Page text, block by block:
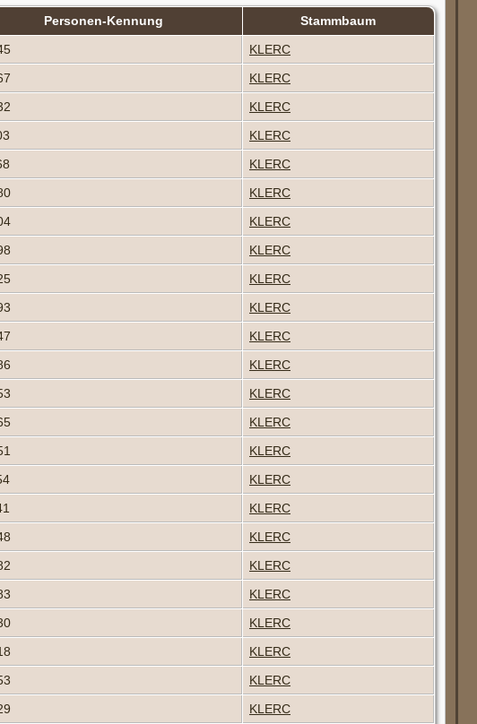
Personen-Kennung
Stammbaum
KLERC
KLERC
KLERC
KLERC
KLERC
KLERC
KLERC
KLERC
KLERC
KLERC
KLERC
KLERC
KLERC
KLERC
KLERC
KLERC
KLERC
KLERC
KLERC
KLERC
KLERC
KLERC
KLERC
KLERC